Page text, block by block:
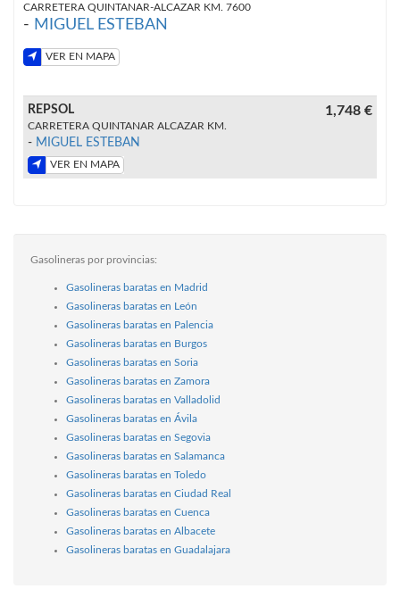
CARRETERA QUINTANAR-ALCAZAR KM. 7600
- MIGUEL ESTEBAN
VER EN MAPA
REPSOL
CARRETERA QUINTANAR ALCAZAR KM.
- MIGUEL ESTEBAN
VER EN MAPA
1,748 €
Gasolineras por provincias:
Gasolineras baratas en Madrid
Gasolineras baratas en León
Gasolineras baratas en Palencia
Gasolineras baratas en Burgos
Gasolineras baratas en Soria
Gasolineras baratas en Zamora
Gasolineras baratas en Valladolid
Gasolineras baratas en Ávila
Gasolineras baratas en Segovia
Gasolineras baratas en Salamanca
Gasolineras baratas en Toledo
Gasolineras baratas en Ciudad Real
Gasolineras baratas en Cuenca
Gasolineras baratas en Albacete
Gasolineras baratas en Guadalajara